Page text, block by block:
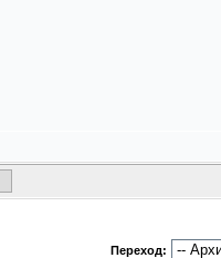
Переход: